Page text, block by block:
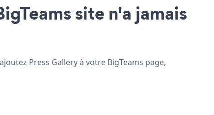
site n'a jamais
Press Gallery à votre BigTeams page,